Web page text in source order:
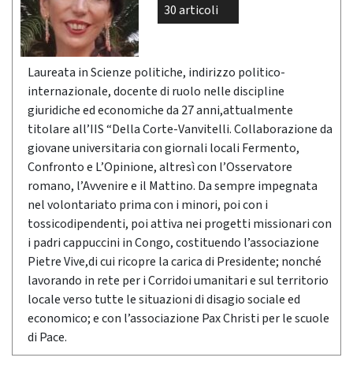
30 articoli
Laureata in Scienze politiche, indirizzo politico-
internazionale, docente di ruolo nelle discipline
giuridiche ed economiche da 27 anni,attualmente
titolare all’IIS “Della Corte-Vanvitelli. Collaborazione da
giovane universitaria con giornali locali Fermento,
Confronto e L’Opinione, altresì con l’Osservatore
romano, l’Avvenire e il Mattino. Da sempre impegnata
nel volontariato prima con i minori, poi con i
tossicodipendenti, poi attiva nei progetti missionari con
i padri cappuccini in Congo, costituendo l’associazione
Pietre Vive,di cui ricopre la carica di Presidente; nonché
lavorando in rete per i Corridoi umanitari e sul territorio
locale verso tutte le situazioni di disagio sociale ed
economico; e con l’associazione Pax Christi per le scuole
di Pace.